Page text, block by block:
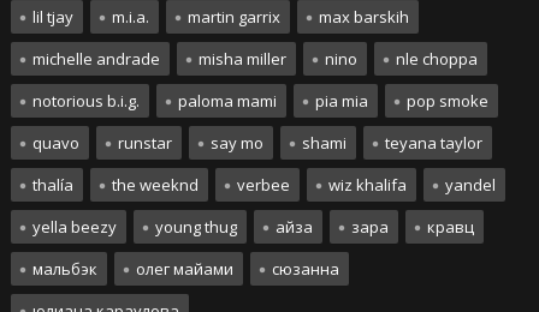
lil tjay
m.i.a. martin garrix
max barskih
michelle andrade
misha miller nino
nle choppa
notorious b.i.g.
paloma mami pia mia
pop smoke
quavo
runstar say mo shami
teyana taylor
thalía
the weeknd verbee wiz khalifa
yandel
yella beezy
young thug айза зара
кравц
мальбэк
олег майами
сюзанна